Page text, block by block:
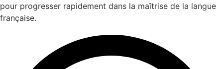
pour progresser rapidement dans la maîtrise de la langue
française.